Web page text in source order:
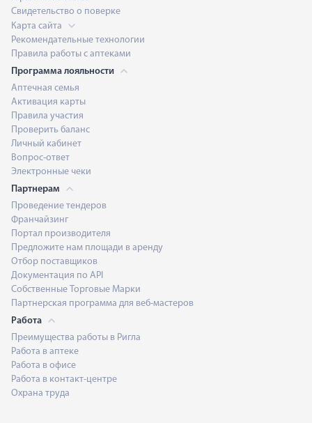
Свидетельство о поверке
Карта сайта
Рекомендательные технологии
Правила работы с аптеками
Программа лояльности
Аптечная семья
Активация карты
Правила участия
Проверить баланс
Личный кабинет
Вопрос-ответ
Электронные чеки
Партнерам
Проведение тендеров
Франчайзинг
Портал производителя
Предложите нам площади в аренду
Отбор поставщиков
Документация по API
Собственные Торговые Марки
Партнерская программа для веб-мастеров
Работа
Преимущества работы в Ригла
Работа в аптеке
Работа в офисе
Работа в контакт-центре
Охрана труда